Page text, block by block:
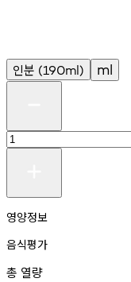
인분 (190ml) ml
영양정보
음식평가
총 열량